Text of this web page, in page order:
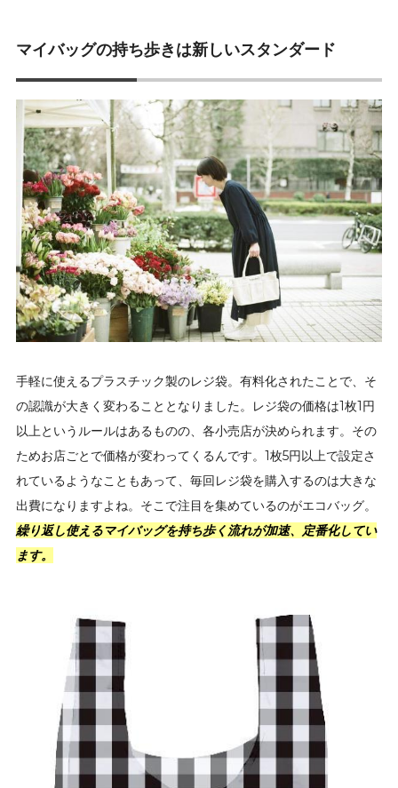
マイバッグの持ち歩きは新しいスタンダード
手軽に使えるプラスチック製のレジ袋。有料化されたことで、そ
の認識が大きく変わることとなりました。レジ袋の価格は1枚1円
以上というルールはあるものの、各小売店が決められます。その
ためお店ごとで価格が変わってくるんです。1枚5円以上で設定さ
れているようなこともあって、毎回レジ袋を購入するのは大きな
出費になりますよね。そこで注目を集めているのがエコバッグ。
繰り返し使えるマイバッグを持ち歩く流れが加速、定番化してい
ます。